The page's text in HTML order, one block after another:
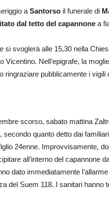
a Santorso il funerale di
dal tetto del capannone a
si svoglerà alle 15,30 nella
Vicentino. Nell’epigrafe, la
ringraziare pubblicamente i
scorso, sabato mattina
secondo quanto detto dai
24enne. Improvvisamente,
all’interno del capannone
dato immediatamente
del Suem 118. I sanitari